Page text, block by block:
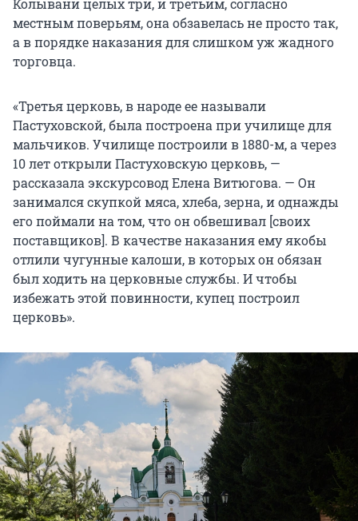
Колывани целых три, и третьим, согласно
местным поверьям, она обзавелась не просто так,
а в порядке наказания для слишком уж жадного
торговца.
«Третья церковь, в народе ее называли
Пастуховской, была построена при училище для
мальчиков. Училище построили в 1880-м, а через
10 лет открыли Пастуховскую церковь, —
рассказала экскурсовод Елена Витюгова. — Он
занимался скупкой мяса, хлеба, зерна, и однажды
его поймали на том, что он обвешивал [своих
поставщиков]. В качестве наказания ему якобы
отлили чугунные калоши, в которых он обязан
был ходить на церковные службы. И чтобы
избежать этой повинности, купец построил
церковь».